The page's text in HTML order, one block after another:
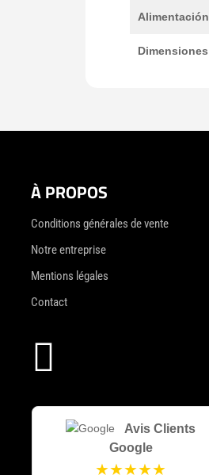
Alimentación
Dimensiones
À PROPOS
Conditions générales de vente
Notre entreprise
Mentions légales
Contact

Avis Clients
Google
★★★★★